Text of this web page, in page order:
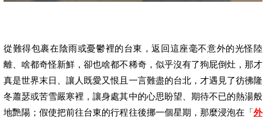
從難得包裹在陰雨或憂鬱裡的台東，返回這座毫不意外的光怪陸
離、啥都奇怪新鮮，卻也啥都不稀奇，似乎沒有了狗屁倒灶，那才
真是世界末日、讓人既愛又恨且一言難盡的台北，才遇見了彷彿隆
冬蕭瑟或苦雪嚴寒裡，讓身處其中的心思盼望、期待不已的熱湯般
地艷陽；假使把前往台東的行程往後挪一個星期，那麼浸泡在「外